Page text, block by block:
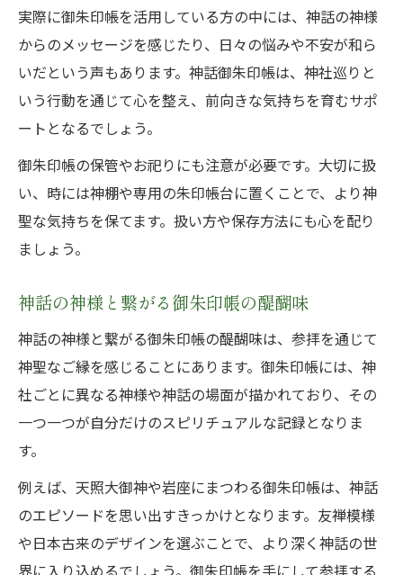
実際に御朱印帳を活用している方の中には、神話の神様
からのメッセージを感じたり、日々の悩みや不安が和ら
いだという声もあります。神話御朱印帳は、神社巡りと
いう行動を通じて心を整え、前向きな気持ちを育むサポ
ートとなるでしょう。
御朱印帳の保管やお祀りにも注意が必要です。大切に扱
い、時には神棚や専用の朱印帳台に置くことで、より神
聖な気持ちを保てます。扱い方や保存方法にも心を配り
ましょう。
神話の神様と繋がる御朱印帳の醍醐味
神話の神様と繋がる御朱印帳の醍醐味は、参拝を通じて
神聖なご縁を感じることにあります。御朱印帳には、神
社ごとに異なる神様や神話の場面が描かれており、その
一つ一つが自分だけのスピリチュアルな記録となりま
す。
例えば、天照大御神や岩座にまつわる御朱印帳は、神話
のエピソードを思い出すきっかけとなります。友禅模様
や日本古来のデザインを選ぶことで、より深く神話の世
界に入り込めるでしょう。御朱印帳を手にして参拝する